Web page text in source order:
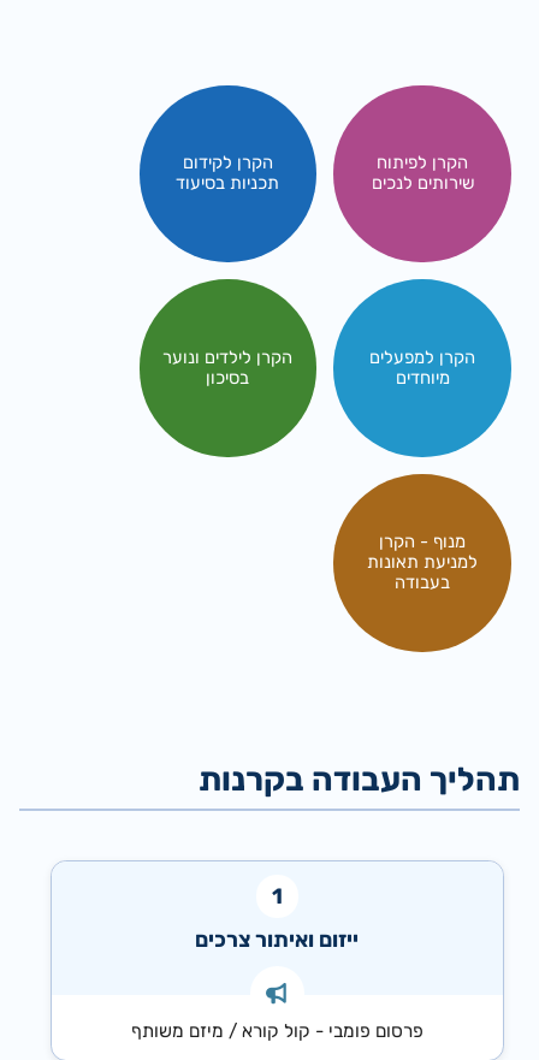
הקרן לפיתוח
שירותים לנכים
הקרן לקידום
תכניות בסיעוד
הקרן למפעלים
מיוחדים
הקרן לילדים ונוער
בסיכון
מנוף - הקרן
למניעת תאונות
בעבודה
תהליך העבודה בקרנות
ייזום ואיתור צרכים
פרסום פומבי - קול קורא / מיזם משותף